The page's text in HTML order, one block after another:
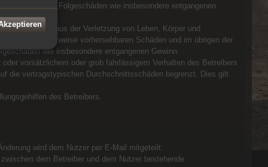
für mittelbare Folgeschäden wie insbesondere entgangenen
bei Schäden aus der Verletzung von Leben, Körper und
typischerweise vorhersehbaren Schäden und im übrigen der
wie insbesondere entgangenen Gewinn.
vorsätzlichem oder grob fahrlässigem Verhalten des Betreibers
die vertragstypischen Durchschnittsschäden begrenzt. Dies gilt
des Betreibers.
wird dem Nutzer per E-Mail mitgeteilt.
dem Betreiber und dem Nutzer bestehende